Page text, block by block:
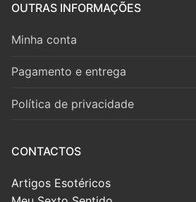
OUTRAS INFORMAÇÕES
Minha conta
Pagamento e entrega
Política de privacidade
CONTACTOS
Artigos Esotéricos